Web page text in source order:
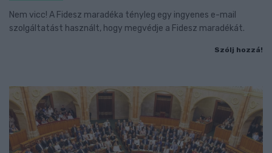
Nem vicc! A Fidesz maradéka tényleg egy ingyenes e-mail
szolgáltatást használt, hogy megvédje a Fidesz maradékát.
Szólj hozzá!